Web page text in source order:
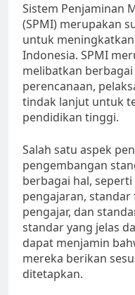
Sistem Penjaminan
(SPMI) merupakan
untuk
Indonesia. SPMI
melibatkan
perencanaan,
tindak lanjut untuk
pendidikan tinggi.
Salah satu aspek
pengembangan
berbagai hal,
pengajaran,
pengajar, dan
standar yang jelas
dapat menjamin
mereka berikan
ditetapkan.